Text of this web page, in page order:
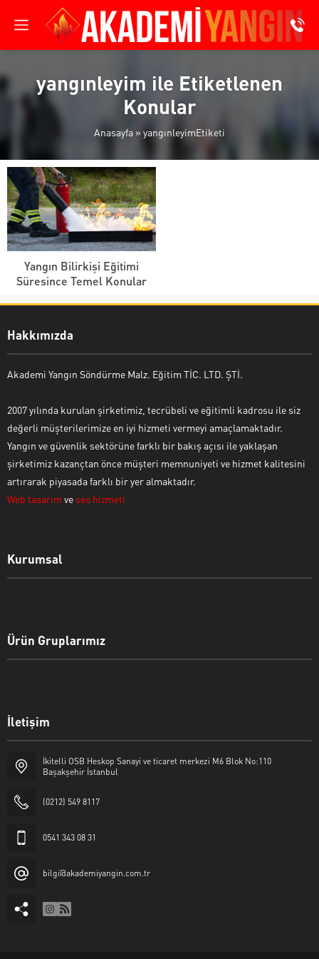
yangınleyim ile Etiketlenen
Konular
Anasayfa » yangınleyimEtiketi
Yangın Bilirkişi Eğitimi
Süresince Temel Konular
Hakkımızda
Akademi Yangın Söndürme Malz. Eğitim TİC. LTD. ŞTİ.
2007 yılında kurulan şirketimiz, tecrübeli ve eğitimli kadrosu ile siz
değerli müşterilerimize en iyi hizmeti vermeyi amaçlamaktadır.
Yangın ve güvenlik sektörüne farklı bir bakış açısı ile yaklaşan
şirketimiz kazançtan önce müşteri memnuniyeti ve hizmet kalitesini
artırarak piyasada farklı bir yer almaktadır.
Web tasarım ve seo hizmeti
Kurumsal
Ürün Gruplarımız
İletişim
İkitelli OSB Heskop Sanayi ve ticaret merkezi M6 Blok No:110
Başakşehir İstanbul
(0212) 549 8117
0541 343 08 31
bilgi@akademiyangin.com.tr